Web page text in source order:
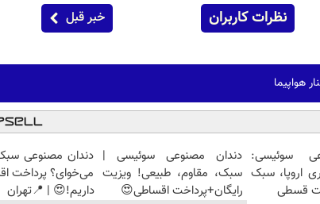
نظرات کاربران خبر قبل
هواپیما
سوئیسی:
اروپا، سبک
قسطی
دندان مصنوعی سوئیسی |
سبک، مقاوم، طبیعی! ویزیت
رایگان+پرداخت اقساطی😍
دندان مصنوعی
می‌خوای؟ پرداخت
داریم!😍 | 📍تهران